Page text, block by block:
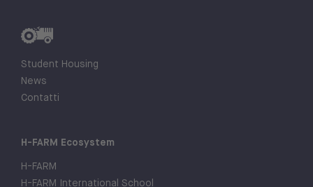
Student Housing
News
Contatti
H-FARM Ecosystem
H-FARM
H-FARM International School